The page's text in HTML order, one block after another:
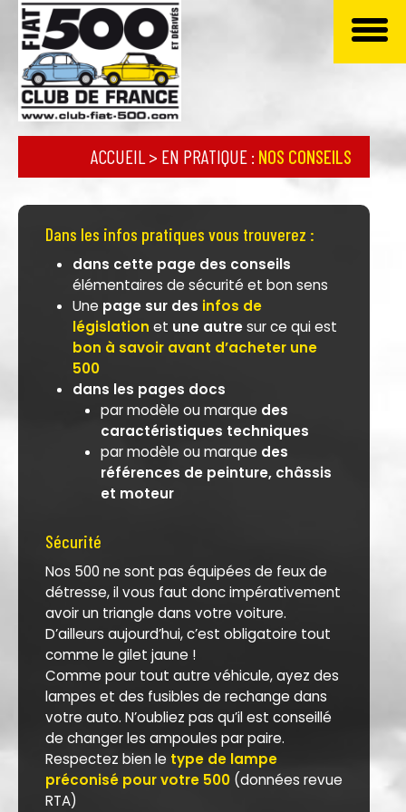
ACCUEIL > EN PRATIQUE : NOS CONSEILS
Dans les infos pratiques vous trouverez :
dans cette page des conseils
élémentaires de sécurité et bon sens
Une page sur des infos de
législation et une autresur ce qui est
bon à savoir avant d’acheter une
500
dans les pages docs
par modèle ou marque des
caractéristiques techniques
par modèle ou marque des
références de peinture, châssis
et moteur
Sécurité
Nos 500 ne sont pas équipées de feux de
détresse, il vous faut donc impérativement
avoir un triangle dans votre voiture.
D’ailleurs aujourd’hui, c’est obligatoire tout
comme le gilet jaune !
Comme pour tout autre véhicule, ayez des
lampes et des fusibles de rechange dans
votre auto. N’oubliez pas qu’il est conseillé
de changer les ampoules par paire.
Respectez bien le type de lampe
préconisé pour votre 500 (données revue
RTA)